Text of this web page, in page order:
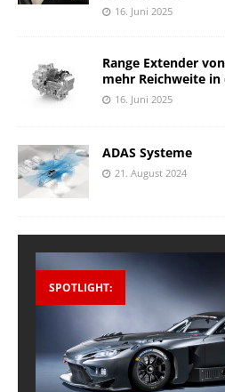
16. Juni 2025
Range Extender
mehr Reichweite
16. Juni 2025
ADAS Systeme
21. August 2024
SPOTLIGHT: